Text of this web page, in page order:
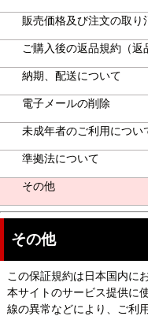
販売価格及び注文の取り
ご購入後の返品規約（返
納期、配送について
電子メールの削除
未成年者のご利用につい
準拠法について
その他
その他
この保証規約は日本国内に
本サイトのサービス提供に
線の異常などにより、ご利